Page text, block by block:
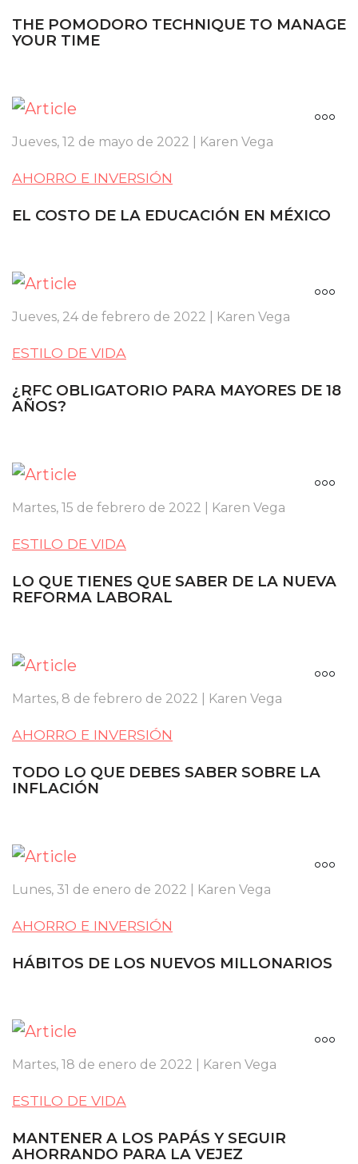
THE POMODORO TECHNIQUE TO MANAGE
YOUR TIME
Jueves, 12 de mayo de 2022 | Karen Vega
AHORRO E INVERSIÓN
EL COSTO DE LA EDUCACIÓN EN MÉXICO
Jueves, 24 de febrero de 2022 | Karen Vega
ESTILO DE VIDA
¿RFC OBLIGATORIO PARA MAYORES DE 18
AÑOS?
Martes, 15 de febrero de 2022 | Karen Vega
ESTILO DE VIDA
LO QUE TIENES QUE SABER DE LA NUEVA
REFORMA LABORAL
Martes, 8 de febrero de 2022 | Karen Vega
AHORRO E INVERSIÓN
TODO LO QUE DEBES SABER SOBRE LA
INFLACIÓN
Lunes, 31 de enero de 2022 | Karen Vega
AHORRO E INVERSIÓN
HÁBITOS DE LOS NUEVOS MILLONARIOS
Martes, 18 de enero de 2022 | Karen Vega
ESTILO DE VIDA
MANTENER A LOS PAPÁS Y SEGUIR
AHORRANDO PARA LA VEJEZ